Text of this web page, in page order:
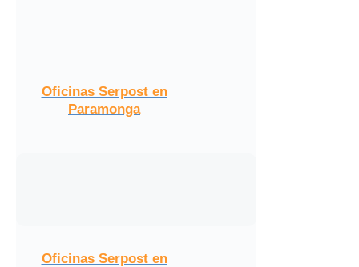
Oficinas Serpost en
Paramonga
Oficinas Serpost en